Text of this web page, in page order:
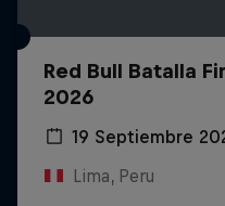
Red Bull Batalla
2026
19 Septiembre
Lima, Peru